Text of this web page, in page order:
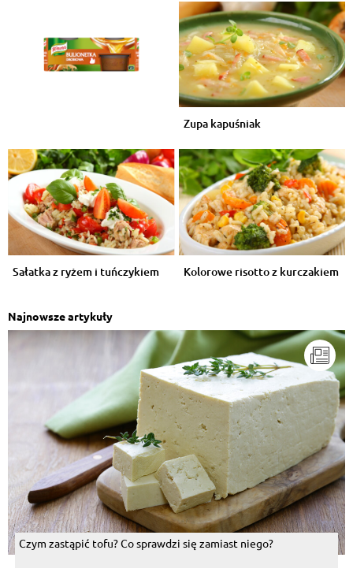
Zupa kapuśniak
Sałatka z ryżem i tuńczykiem Kolorowe risotto z kurczakiem
Najnowsze artykuły
Czym zastąpić tofu? Co sprawdzi się zamiast niego?